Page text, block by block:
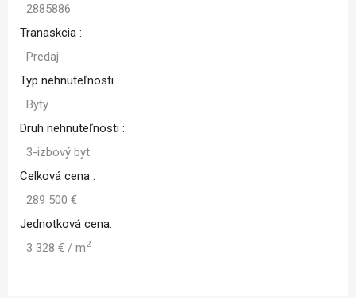
2885886
Tranaskcia :
Predaj
Typ nehnuteľnosti :
Byty
Druh nehnuteľnosti :
3-izbový byt
Celková cena :
289 500 €
Jednotková cena:
3 328 € / m2